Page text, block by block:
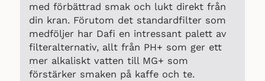
med förbättrad smak och lukt direkt från
din kran. Förutom det standardfilter som
medföljer har Dafi en intressant palett av
filteralternativ, allt från PH+ som ger ett
mer alkaliskt vatten till MG+ som
förstärker smaken på kaffe och te.